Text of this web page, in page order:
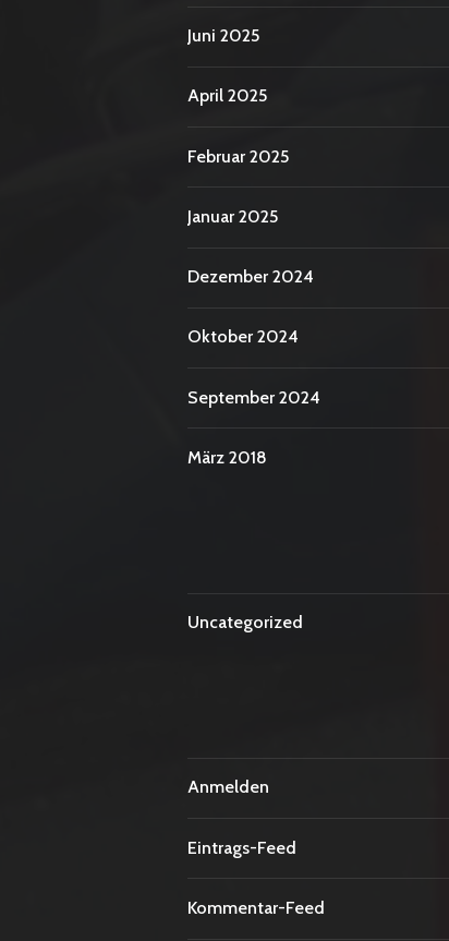
Juni 2025
April 2025
Februar 2025
Januar 2025
Dezember 2024
Oktober 2024
September 2024
März 2018
Uncategorized
Anmelden
Eintrags-Feed
Kommentar-Feed